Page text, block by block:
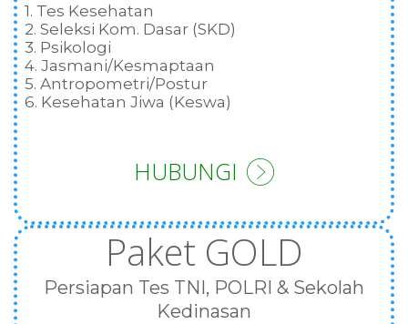
1. Tes Kesehatan
2. Seleksi Kom. Dasar (SKD)
3. Psikologi
4. Jasmani/Kesmaptaan
5. Antropometri/Postur
6. Kesehatan Jiwa (Keswa)
HUBUNGI
Paket GOLD
Persiapan Tes TNI, POLRI & Sekolah
Kedinasan